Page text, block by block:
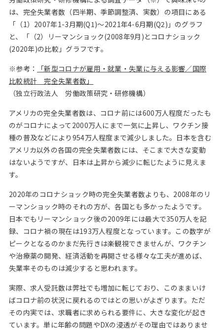
は、完全失業者数（四半期、季節調整済、実数）の項目にある
「（1）2007年1-3月期(Q1)～2021年4-6月期(Q2)」のグラフ
と、「（2）リーマンショック(2008年9月)とコロナショック
(2020年)の比較」グラフです。
※参考：
「新型コロナが雇用・就業・失業に与える影響／国際
比較統計 完全失業者数」
（独立行政法人 労働政策研究・研修機構）
アメリカの完全失業者数は、コロナ前には600万人程度だったも
のがコロナによって2000万人にまで一気に上昇し、ワクチン接
種の普及などにより954万人程度まで減少しました。日本を含む
アメリカ以外の各国の完全失業者数には、そこまで大きな変動
はないようですが、日本は上昇から減少に転じたように見えま
す。
2020年のコロナショック時の完全失業者数よりも、2008年のリ
ーマンショック時のそれの方が、各国とも多かったようです。
日本でもリーマンショック後の2009年には最大で350万人を記
録、コロナ禍の現在は193万人程度となっています。この数字が
ピークとなるのかまだ先行きは楽観視できませんが、ワクチン
や治療薬の開発、経済活動を再開させる様々な工夫が進めば、
失業率そのものは減少すると思われます。
実際、求人受託数は弊社でも増加に転じており、このままいけ
ばコロナ前の状況に戻れるのではとの思いがよぎります。ただ
その内実では、求職者に求められる要件に、大きな変化が起き
ています。単に年齢の問題やDXの浸透がその理由ではありませ